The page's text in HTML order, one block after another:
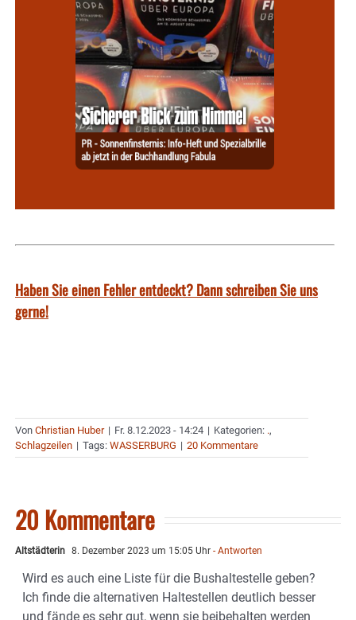
Haben Sie einen Fehler entdeckt? Dann schreiben Sie uns
gerne!
Von Christian Huber | Fr. 8.12.2023 - 14:24 | Kategorien: .,
Schlagzeilen | Tags: WASSERBURG | 20 Kommentare
20 Kommentare
Altstädterin 8. Dezember 2023 um 15:05 Uhr - Antworten
Wird es auch eine Liste für die Bushaltestelle geben?
Ich finde die alternativen Haltestellen deutlich besser
und fände es sehr gut, wenn sie beibehalten werden